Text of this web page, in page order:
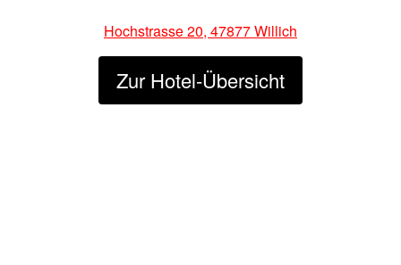
Hochstrasse 20, 47877 Willich
Zur Hotel-Übersicht